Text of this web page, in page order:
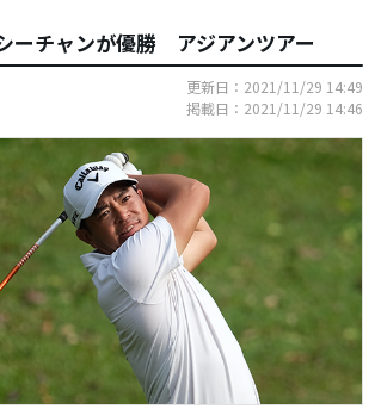
ーチャンが優勝 アジアンツアー
更新日：2021/11/29 14:49
掲載日：2021/11/29 14:46